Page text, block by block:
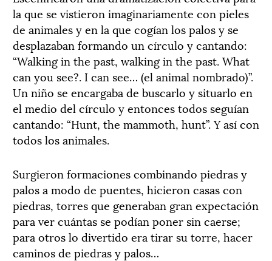
la que se vistieron imaginariamente con pieles
de animales y en la que cogían los palos y se
desplazaban formando un círculo y cantando:
“Walking in the past, walking in the past. What
can you see?. I can see… (el animal nombrado)”.
Un niño se encargaba de buscarlo y situarlo en
el medio del círculo y entonces todos seguían
cantando: “Hunt, the mammoth, hunt”. Y así con
todos los animales.
Surgieron formaciones combinando piedras y
palos a modo de puentes, hicieron casas con
piedras, torres que generaban gran expectación
para ver cuántas se podían poner sin caerse;
para otros lo divertido era tirar su torre, hacer
caminos de piedras y palos…